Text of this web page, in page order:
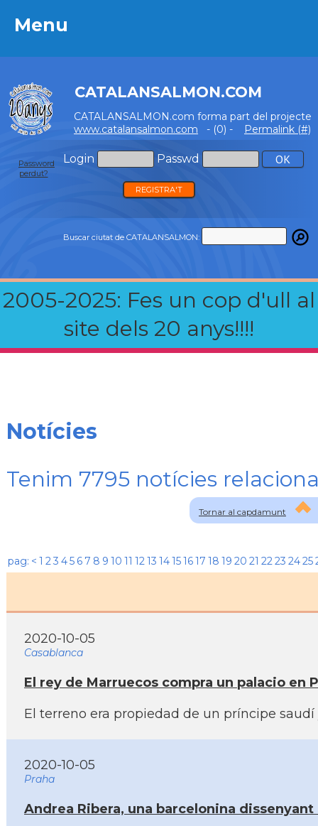
Menu
CATALANSALMON.COM
CATALANSALMON.com forma part del projecte
www.catalansalmon.com - (0) - Permalink (#)
Login Passwd
Password
perdut?
REGISTRA'T
Buscar ciutat de CATALANSALMON:
2005-2025: Fes un cop d'ull al
site dels 20 anys!!!!
Menu
Tornar al capdamunt
Notícies
Tenim 7795 notícies
pag: < 1 23 45 6 7 8 9 10 11 1213 14151617 18 19 20 21 2223 2425
2020-10-05
Casablanca
El rey de Marruecos compra un palacio en
El terreno era propiedad de un prí­ncipe
2020-10-05
Praha
Andrea Ribera, una barcelonina